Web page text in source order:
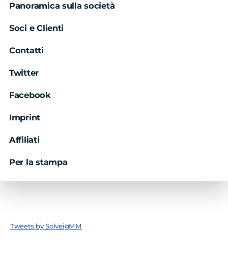
Panoramica sulla società
Soci e Clienti
Contatti
Twitter
Facebook
Imprint
Affiliati
Per la stampa
Tweets by SolveigMM